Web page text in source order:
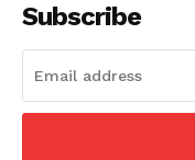
Subscribe